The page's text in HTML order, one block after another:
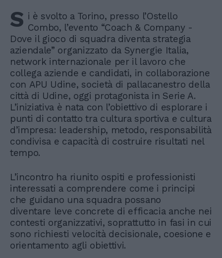
S i è svolto a Torino, presso l’Ostello
Combo, l’evento “Coach & Company -
Dove il gioco di squadra diventa strategia
aziendale” organizzato da Synergie Italia,
network internazionale per il lavoro che
collega aziende e candidati, in collaborazione
con APU Udine, società di pallacanestro della
città di Udine, oggi protagonista in Serie A.
L’iniziativa è nata con l’obiettivo di esplorare i
punti di contatto tra cultura sportiva e cultura
d’impresa: leadership, metodo, responsabilità
condivisa e capacità di costruire risultati nel
tempo.
L’incontro ha riunito ospiti e professionisti
interessati a comprendere come i principi
che guidano una squadra possano
diventare leve concrete di efficacia anche nei
contesti organizzativi, soprattutto in fasi in cui
sono richiesti velocità decisionale, coesione e
orientamento agli obiettivi.